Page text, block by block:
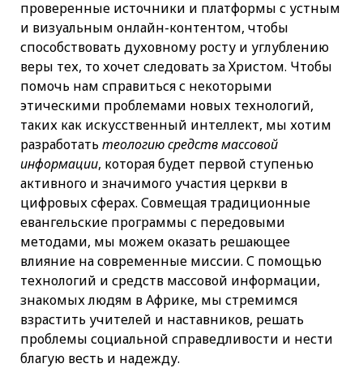
проверенные источники и платформы с устным
и визуальным онлайн-контентом, чтобы
способствовать духовному росту и углублению
веры тех, то хочет следовать за Христом. Чтобы
помочь нам справиться с некоторыми
этическими проблемами новых технологий,
таких как искусственный интеллект, мы хотим
разработать теологию средств массовой
информации, которая будет первой ступенью
активного и значимого участия церкви в
цифровых сферах. Совмещая традиционные
евангельские программы с передовыми
методами, мы можем оказать решающее
влияние на современные миссии. С помощью
технологий и средств массовой информации,
знакомых людям в Африке, мы стремимся
взрастить учителей и наставников, решать
проблемы социальной справедливости и нести
благую весть и надежду.